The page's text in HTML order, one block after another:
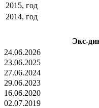
2015, год
2014, год
Экс-
24.06.2026
23.06.2025
27.06.2024
29.06.2023
16.06.2020
02.07.2019